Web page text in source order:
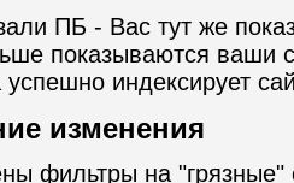
ПБ - Вас тут же
показываются ваши
индексирует
изменения
фильтры на "грязные"